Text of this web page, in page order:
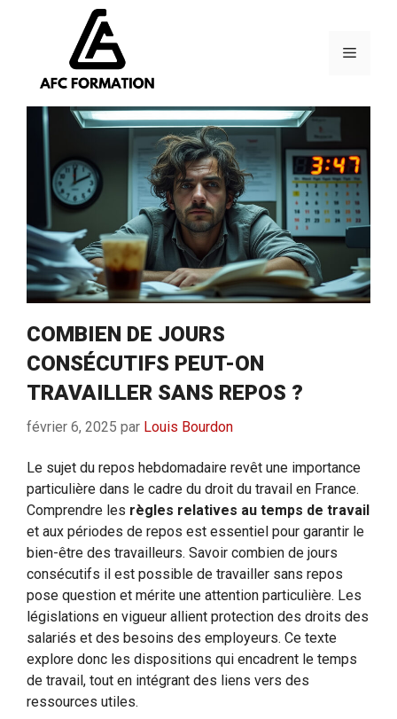
Menu
COMBIEN DE JOURS
CONSÉCUTIFS PEUT-ON
TRAVAILLER SANS REPOS ?
février 6, 2025 par Louis Bourdon
Le sujet du repos hebdomadaire revêt une importance
particulière dans le cadre du droit du travail en France.
Comprendre les règles relatives au temps de travail
et aux périodes de repos est essentiel pour garantir le
bien-être des travailleurs. Savoir combien de jours
consécutifs il est possible de travailler sans repos
pose question et mérite une attention particulière. Les
législations en vigueur allient protection des droits des
salariés et des besoins des employeurs. Ce texte
explore donc les dispositions qui encadrent le temps
de travail, tout en intégrant des liens vers des
ressources utiles.